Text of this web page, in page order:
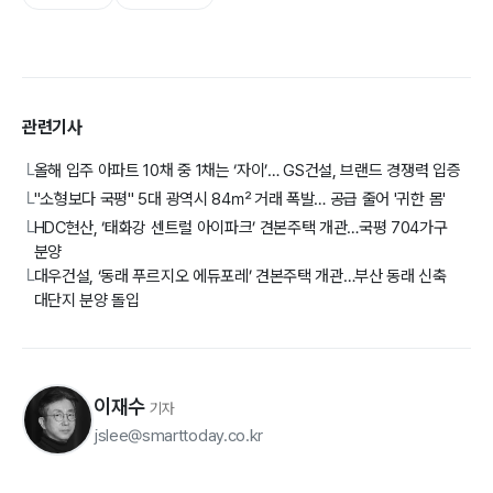
관련기사
└올해 입주 아파트 10채 중 1채는 ‘자이’… GS건설, 브랜드 경쟁력 입증
└"소형보다 국평" 5대 광역시 84㎡ 거래 폭발… 공급 줄어 '귀한 몸'
└HDC현산, ‘태화강 센트럴 아이파크’ 견본주택 개관…국평 704가구
분양
└대우건설, ‘동래 푸르지오 에듀포레’ 견본주택 개관…부산 동래 신축
대단지 분양 돌입
이재수 기자
jslee@smarttoday.co.kr